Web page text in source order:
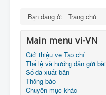
Bạn đang ở: Trang chủ
Main menu vi-VN
Giới thiệu về Tạp chí
Thể lệ và hướng dẫn gửi bài
Số đã xuất bản
Thông báo
Chuyên mục khác